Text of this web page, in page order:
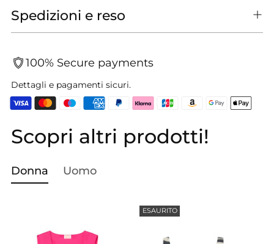
Spedizioni e reso
100% Secure payments
Dettagli e pagamenti sicuri.
Aggiungere
un
al
Scopri altri prodotti!
Donna Uomo
ESAURITO